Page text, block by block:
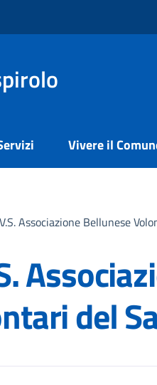
Vivere il
Associazione Bellunese
del